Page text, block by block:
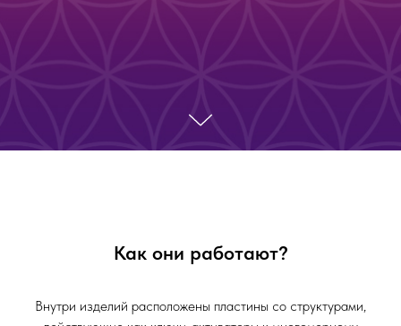
Как они работают?
Внутри изделий расположены пластины со структурами,